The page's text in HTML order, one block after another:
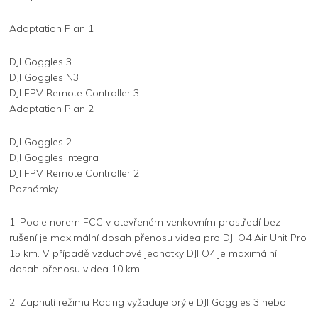
Adaptation Plan 1
DJI Goggles 3
DJI Goggles N3
DJI FPV Remote Controller 3
Adaptation Plan 2
DJI Goggles 2
DJI Goggles Integra
DJI FPV Remote Controller 2
Poznámky
1. Podle norem FCC v otevřeném venkovním prostředí bez
rušení je maximální dosah přenosu videa pro DJI O4 Air Unit Pro
15 km. V případě vzduchové jednotky DJI O4 je maximální
dosah přenosu videa 10 km.
2. Zapnutí režimu Racing vyžaduje brýle DJI Goggles 3 nebo